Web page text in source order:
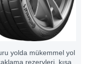
yolda mükemmel yol
rezervleri, kısa